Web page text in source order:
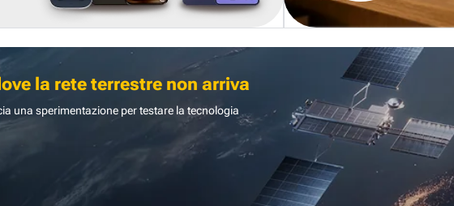
la rete terrestre non arriva
una sperimentazione per testare la tecnologia